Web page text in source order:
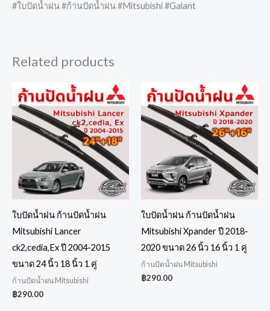
#ใบปัดน้ำฝน #ก้านปัดน้ำฝน #Mitsubishi #Galant
Related products
ใบปัดน้ำฝน ก้านปัดน้ำฝน
Mitsubishi Lancer
ck2,cedia,Ex ปี 2004-2015
ขนาด 24 นิ้ว 18 นิ้ว 1 คู่
ก้านปัดน้ำฝน Mitsubishi
฿290.00
ใบปัดน้ำฝน ก้านปัดน้ำฝน
Mitsubishi Xpander ปี 2018-
2020 ขนาด 26 นิ้ว 16 นิ้ว 1 คู่
ก้านปัดน้ำฝน Mitsubishi
฿290.00